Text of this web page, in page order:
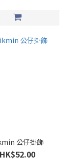
公仔掛飾
HK$52.00